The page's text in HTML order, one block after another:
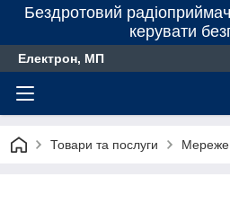
Бездротовий
керувати
Електрон, МП
Товари та послуги